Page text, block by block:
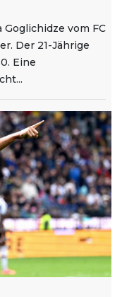
vom FC
Der 21-Jährige
Eine